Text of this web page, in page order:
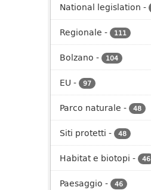
National legislation -
Regionale - 111
Bolzano - 104
EU - 97
Parco naturale - 48
Siti protetti - 48
Habitat e biotopi - 46
Paesaggio - 46